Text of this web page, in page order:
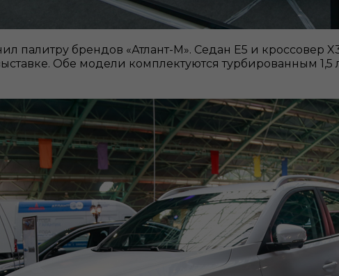
палитру брендов «Атлант-М». Седан Е5 и кроссовер
Обе модели комплектуются турбированным 1,5